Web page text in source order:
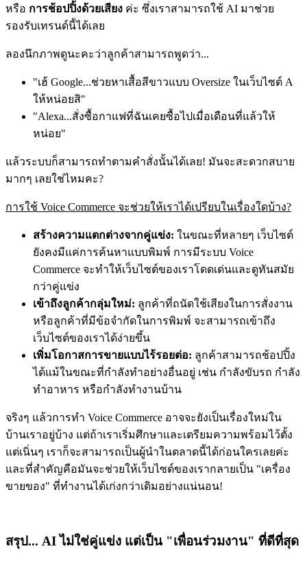
หรือ การช้อปปิ้งด้วยเสียง ค่ะ ซึ่งเราสามารถใช้ AI มาช่วย
รองรับเทรนด์นี้ได้เลย
ลองนึกภาพดูนะคะว่าลูกค้าสามารถพูดว่า...
"เฮ้ Google...ช่วยหาเสื้อสีขาวแบบ Oversize ในเว็บไซต์ A
ให้หน่อยสิ"
"Alexa...สั่งซื้อกาแฟที่ฉันเคยซื้อไปเมื่อเดือนที่แล้วให้
หน่อย"
แล้วระบบก็สามารถทำตามคำสั่งนั้นได้เลย! มันจะสะดวกสบาย
มากๆ เลยใช่ไหมคะ?
การใช้ Voice Commerce จะช่วยให้เราได้เปรียบในเรื่องใดบ้าง?
สร้างความแตกต่างจากคู่แข่ง: ในขณะที่หลายๆ เว็บไซต์
ยังคงมีแค่การค้นหาแบบพิมพ์ การมีระบบ Voice
Commerce จะทำให้เว็บไซต์ของเราโดดเด่นและดูทันสมัย
กว่าคู่แข่ง
เข้าถึงลูกค้ากลุ่มใหม่: ลูกค้าที่ถนัดใช้เสียงในการสั่งงาน
หรือลูกค้าที่มีข้อจำกัดในการพิมพ์ จะสามารถเข้าถึง
เว็บไซต์ของเราได้ง่ายขึ้น
เพิ่มโอกาสการขายแบบไร้รอยต่อ: ลูกค้าสามารถช้อปปิ้ง
ได้แม้ในขณะที่กำลังทำอย่างอื่นอยู่ เช่น กำลังขับรถ กำลัง
ทำอาหาร หรือกำลังทำงานบ้าน
จริงๆ แล้วการทำ Voice Commerce อาจจะยังเป็นเรื่องใหม่ใน
บ้านเราอยู่บ้าง แต่ถ้าเราเริ่มศึกษาและเตรียมความพร้อมไว้ตั้ง
แต่เนิ่นๆ เราก็จะสามารถเป็นผู้นำในตลาดนี้ได้ก่อนใครเลยค่ะ
และที่สำคัญคือมันจะช่วยให้เว็บไซต์ของเรากลายเป็น "เครื่อง
ขายของ" ที่ทำงานได้เก่งกว่าเดิมอย่างแน่นอน!
สรุป... AI ไม่ใช่คู่แข่ง แต่เป็น "เพื่อนร่วมงาน" ที่ดีที่สุด